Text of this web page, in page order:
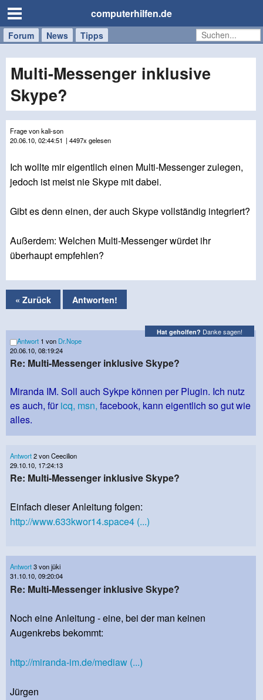
computerhilfen.de
Forum News Tipps
Handy
Tablet
Windows
Mac
Multi-Messenger inklusive
Skype?
Frage von kali-son
20.06.10, 02:44:51 | 4497x gelesen
Ich wollte mir eigentlich einen Multi-Messenger zulegen,
jedoch ist meist nie Skype mit dabei.
Gibt es denn einen, der auch Skype vollständig integriert?
Außerdem: Welchen Multi-Messenger würdet ihr
überhaupt empfehlen?
« Zurück Antworten!
Hat geholfen? Danke sagen!
Antwort 1 von Dr.Nope
20.06.10, 08:19:24
Re: Multi-Messenger inklusive Skype?
Miranda IM. Soll auch Sykpe können per Plugin. Ich nutz
es auch, füricq, msn, facebook, kann eigentlich so gut wie
alles.
Antwort2 von Ceecilion
29.10.10, 17:24:13
Re: Multi-Messenger inklusive Skype?
Einfach dieser Anleitung folgen:
http://www.633kwor14.space4 (...)
Antwort3 von jüki
31.10.10, 09:20:04
Re: Multi-Messenger inklusive Skype?
Noch eine Anleitung -eine, bei der man keinen
Augenkrebs bekommt:
http://miranda-im.de/mediaw (...)
Jürgen